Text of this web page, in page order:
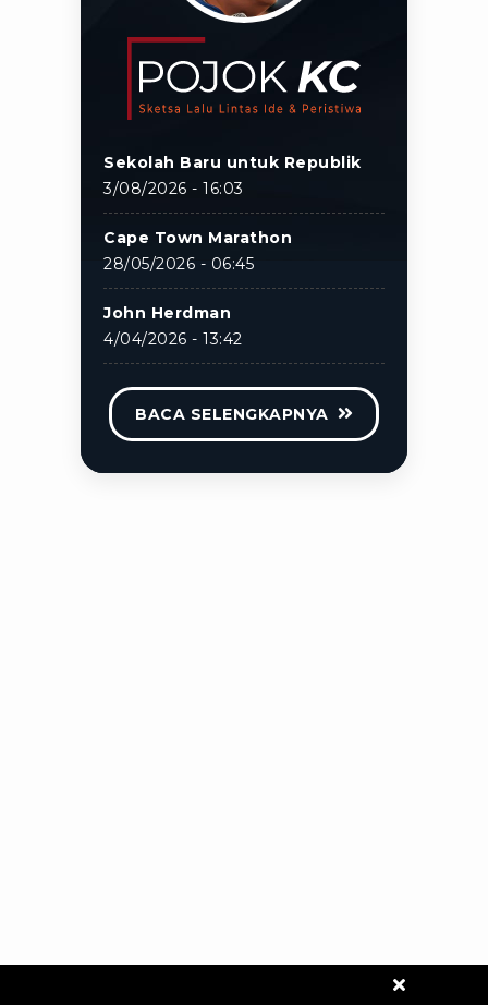
Sekolah Baru untuk Republik
3/08/2026 - 16:03
Cape Town Marathon
28/05/2026 - 06:45
John Herdman
4/04/2026 - 13:42
BACA SELENGKAPNYA